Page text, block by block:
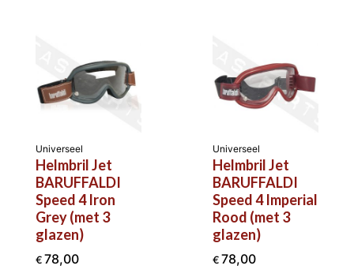
Universeel
Helmbril Jet
BARUFFALDI
Speed 4 Iron
Grey (met 3
glazen)
€ 78,00
Universeel
Helmbril Jet
BARUFFALDI
Speed 4 Imperial
Rood (met 3
glazen)
€ 78,00